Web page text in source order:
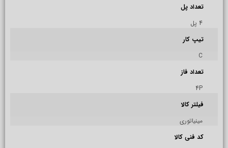
تعداد پل
4 پل
تیپ کار
C
تعداد فاز
4P
فیلتر کالا
مینیاتوری
کد فنی کالا